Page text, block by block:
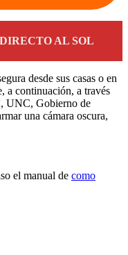
AL SOL
desde sus casas o en
a continuación, a través
UNC, Gobierno de
una cámara oscura,
el manual de como